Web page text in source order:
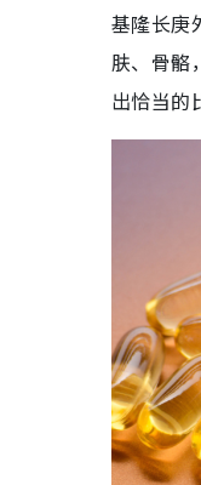
基隆长庚
肤、骨骼
出恰当的